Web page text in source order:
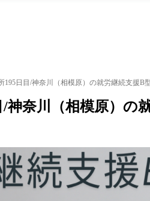
195日目/神奈川（相模原）の就労継続支援B
/神奈川（相模原）の